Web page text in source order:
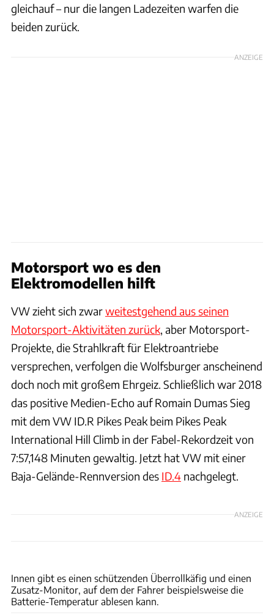
gleichauf – nur die langen Ladezeiten warfen die
beiden zurück.
ANZEIGE
Motorsport wo es den
Elektromodellen hilft
VW zieht sich zwarweitestgehend aus seinen
Motorsport-Aktivitäten zurück, aber Motorsport-
Projekte, die Strahlkraft für Elektroantriebe
versprechen, verfolgen die Wolfsburger anscheinend
doch noch mit großem Ehrgeiz. Schließlich war 2018
das positive Medien-Echo auf Romain Dumas Sieg
mit dem VW ID.R Pikes Peak beim Pikes Peak
International Hill Climb in der Fabel-Rekordzeit von
7:57,148 Minuten gewaltig. Jetzt hat VW mit einer
Baja-Gelände-Rennversion des ID.4 nachgelegt.
ANZEIGE
Innen gibt es einen schützenden Überrollkäfig und einen
Zusatz-Monitor, auf dem der Fahrer beispielsweise die
Batterie-Temperatur ablesen kann.